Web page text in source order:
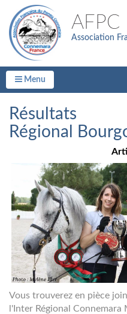
AFPC
Association
Menu
Résultats
Régional
Vous trouverez en pièce
l'Inter Régional